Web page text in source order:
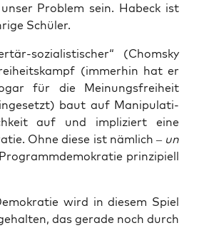
Pro­blem sein. Habeck ist
Schüler.
sozia­lis­ti­scher“ (Chom­sky
(immer­hin hat er
für die Mei­nungs­frei­heit
baut auf Mani­pu­la­ti­
auf und impli­ziert eine
Ohne die­se ist näm­lich – un
prin­zi­pi­ell
wird in die­sem Spiel
das gera­de noch durch